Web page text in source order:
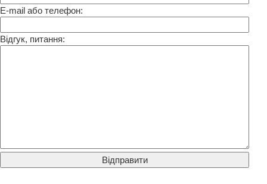
E-mail або телефон:
Відгук, питання: